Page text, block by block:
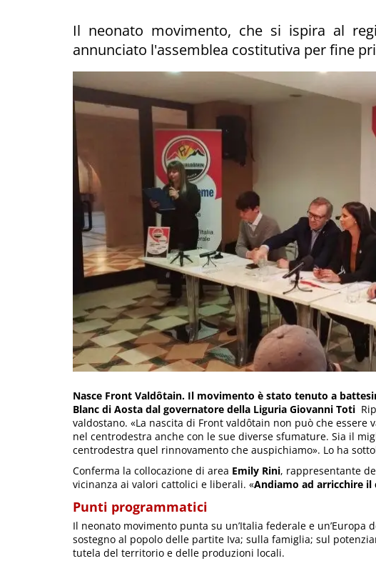
Il neonato movimento, che si ispira al
annunciato l'assemblea costitutiva per fine
Nasce Front Valdôtain. Il movimento è stato tenuto a
Blanc di Aosta dal governatore della Liguria Giovanni Toti
valdostano. «La nascita di Front valdôtain non può che
nel centrodestra anche con le sue diverse sfumature. Sia il
centrodestra quel rinnovamento che auspichiamo». Lo ha
Conferma la collocazione di area Emily Rini, rappresentante
vicinanza ai valori cattolici e liberali. «Andiamo ad arricchire
Punti programmatici
Il neonato movimento punta su un’Italia federale e un’Europa
sostegno al popolo delle partite Iva; sulla famiglia; sul
tutela del territorio e delle produzioni locali.